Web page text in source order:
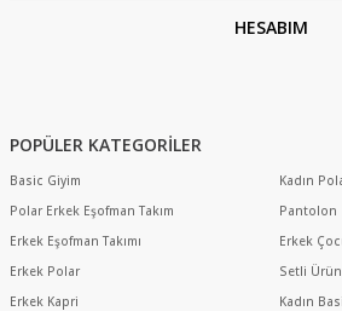
HESABIM
POPÜLER KATEGORİLER
Basic Giyim
Polar Erkek Eşofman Takım
Erkek Eşofman Takımı
Erkek Polar
Erkek Kapri
Kadın
Pantolon
Erkek
Setli
Kadın